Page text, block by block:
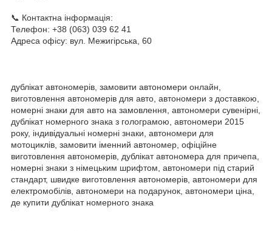
📞 Контактна інформація:
Телефон: +38 (063) 039 62 41
Адреса офісу: вул. Межигірська, 60
дублікат автономерів, замовити автономери онлайн,
виготовлення автономерів для авто, автономери з доставкою,
номерні знаки для авто на замовлення, автономери сувенірні,
дублікат номерного знака з голограмою, автономери 2015
року, індивідуальні номерні знаки, автономери для
мотоциклів, замовити іменний автономер, офіційне
виготовлення автономерів, дублікат автономера для причепа,
номерні знаки з німецьким шрифтом, автономери під старий
стандарт, швидке виготовлення автономерів, автономери для
електромобілів, автономери на подарунок, автономери ціна,
де купити дублікат номерного знака